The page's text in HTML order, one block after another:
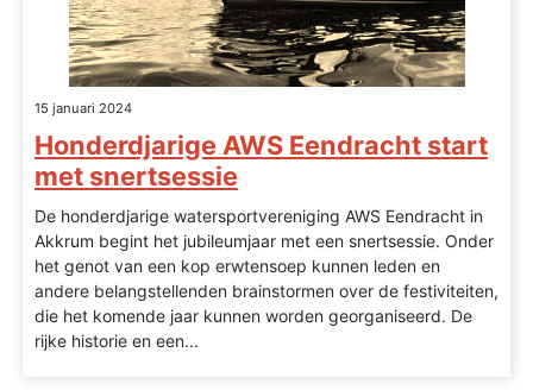
15 januari 2024
Honderdjarige AWS Eendracht start
met snertsessie
De honderdjarige watersportvereniging AWS Eendracht in
Akkrum begint het jubileumjaar met een snertsessie. Onder
het genot van een kop erwtensoep kunnen leden en
andere belangstellenden brainstormen over de festiviteiten,
die het komende jaar kunnen worden georganiseerd. De
rijke historie en een...